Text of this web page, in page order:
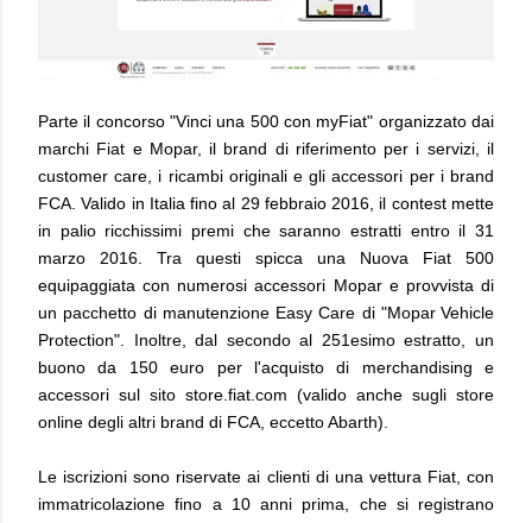
Parte il concorso "Vinci una 500 con myFiat" organizzato dai
marchi Fiat e Mopar, il brand di riferimento per i servizi, il
customer care, i ricambi originali e gli accessori per i brand
FCA. Valido in Italia fino al 29 febbraio 2016, il contest mette
in palio ricchissimi premi che saranno estratti entro il 31
marzo 2016. Tra questi spicca una Nuova Fiat 500
equipaggiata con numerosi accessori Mopar e provvista di
un pacchetto di manutenzione Easy Care di "Mopar Vehicle
Protection". Inoltre, dal secondo al 251esimo estratto, un
buono da 150 euro per l'acquisto di merchandising e
accessori sul sito store.fiat.com (valido anche sugli store
online degli altri brand di FCA, eccetto Abarth).
Le iscrizioni sono riservate ai clienti di una vettura Fiat, con
immatricolazione fino a 10 anni prima, che si registrano